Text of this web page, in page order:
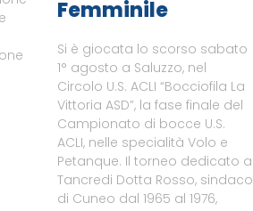
Femminile
Si è giocata lo scorso sabato
1° agosto a Saluzzo, nel
Circolo U.S. ACLI “Bocciofila La
Vittoria ASD”, la fase finale del
Campionato di bocce U.S.
ACLI, nelle specialità Volo e
Petanque. Il torneo dedicato a
Tancredi Dotta Rosso, sindaco
di Cuneo dal 1965 al 1976,